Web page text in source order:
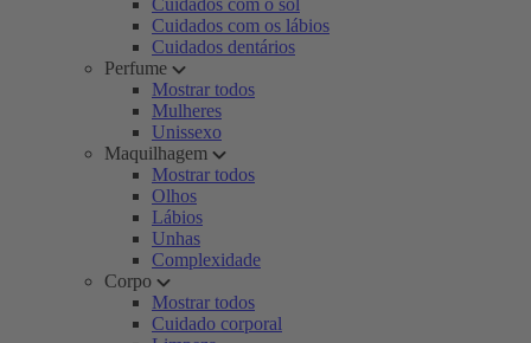
Cuidados com o sol
Cuidados com os lábios
Cuidados dentários
Perfume
Mostrar todos
Mulheres
Unissexo
Maquilhagem
Mostrar todos
Olhos
Lábios
Unhas
Complexidade
Corpo
Mostrar todos
Cuidado corporal